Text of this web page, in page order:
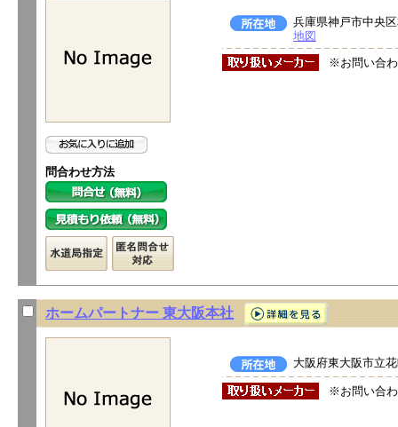
問合わせ方法
兵庫県神戸市中央
地図
※お問い合
ホームパートナー 東大阪本社
大阪府東大阪市立
※お問い合